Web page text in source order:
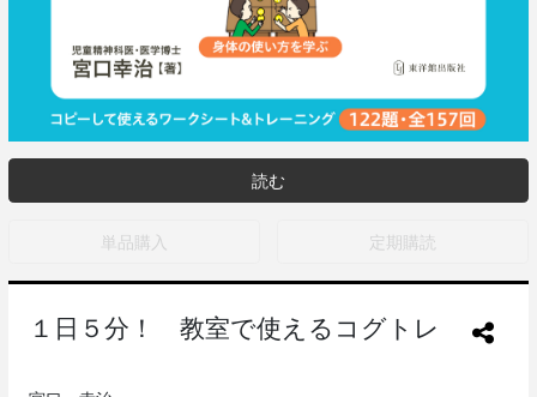
読む
単品購入 定期購読
１日５分！ 教室で使えるコグトレ